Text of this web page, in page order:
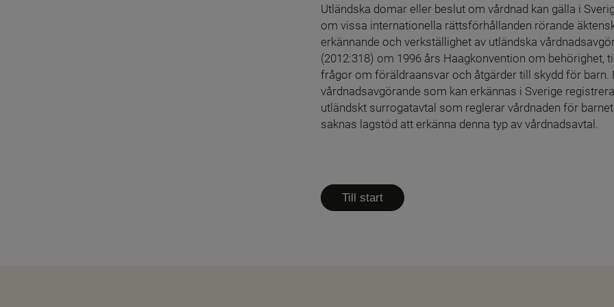
Utländska domar eller beslut om vårdnad kan gälla i
om vissa internationella rättsförhållanden rörande
erkännande och verkställighet av utländska
(2012:318) om 1996 års Haagkonvention om behörighet,
frågor om föräldraansvar och åtgärder till skydd för
vårdnadsavgörande som kan erkännas i Sverige
utländskt surrogatavtal som reglerar vårdnaden för
saknas lagstöd att erkänna denna typ av vårdnadsavtal.
Till start